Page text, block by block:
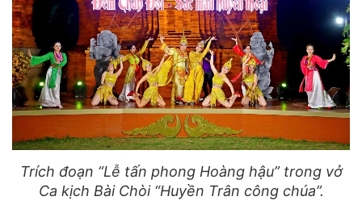
Trích đoạn “Lễ tấn phong Hoàng hậu” trong vở
Ca kịch Bài Chòi “Huyền Trân công chúa”.